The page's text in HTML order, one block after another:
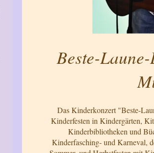
Beste-
Das Kinderkonzert "Beste-
Kinderfesten in Kindergärten,
Kinderbibliotheken und
Kinderfasching- und Karneval,